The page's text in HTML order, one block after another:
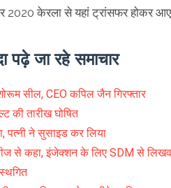
2020 केरला से यहां ट्रांसफर होकर
पढ़े जा रहे समाचार
सील, CEO कपिल जैन गिरफ्तार
की तारीख घोषित
पत्नी ने सुसाइड कर लिया
से कहा, इंजेक्शन के लिए SDM से